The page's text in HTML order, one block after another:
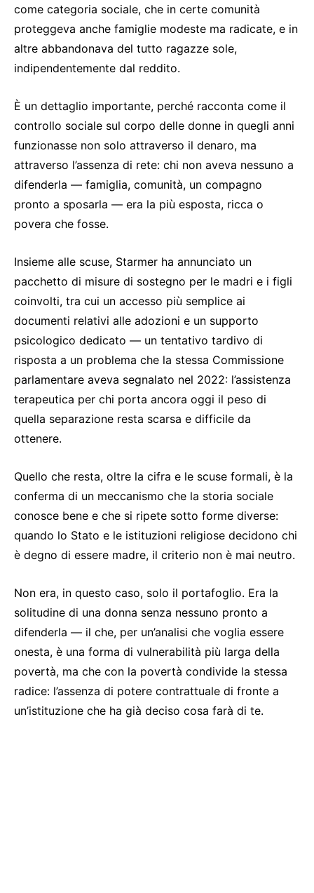
come categoria sociale, che in certe comunità
proteggeva anche famiglie modeste ma radicate, e in
altre abbandonava del tutto ragazze sole,
indipendentemente dal reddito.
È un dettaglio importante, perché racconta come il
controllo sociale sul corpo delle donne in quegli anni
funzionasse non solo attraverso il denaro, ma
attraverso l’assenza di rete: chi non aveva nessuno a
difenderla — famiglia, comunità, un compagno
pronto a sposarla — era la più esposta, ricca o
povera che fosse.
Insieme alle scuse, Starmer ha annunciato un
pacchetto di misure di sostegno per le madri e i figli
coinvolti, tra cui un accesso più semplice ai
documenti relativi alle adozioni e un supporto
psicologico dedicato — un tentativo tardivo di
risposta a un problema che la stessa Commissione
parlamentare aveva segnalato nel 2022: l’assistenza
terapeutica per chi porta ancora oggi il peso di
quella separazione resta scarsa e difficile da
ottenere.
Quello che resta, oltre la cifra e le scuse formali, è la
conferma di un meccanismo che la storia sociale
conosce bene e che si ripete sotto forme diverse:
quando lo Stato e le istituzioni religiose decidono chi
è degno di essere madre, il criterio non è mai neutro.
Non era, in questo caso, solo il portafoglio. Era la
solitudine di una donna senza nessuno pronto a
difenderla — il che, per un’analisi che voglia essere
onesta, è una forma di vulnerabilità più larga della
povertà, ma che con la povertà condivide la stessa
radice: l’assenza di potere contrattuale di fronte a
un’istituzione che ha già deciso cosa farà di te.